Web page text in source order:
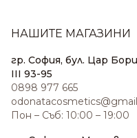
НАШИТЕ МАГАЗИНИ
гр. София, бул. Цар
III 93-95
0898 977 665
Пон – Съб: 10:00 – 19:00